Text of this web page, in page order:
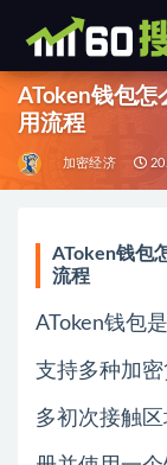
AToken钱包怎
用流程
加密经济
AToken钱包
流程
AToken钱包
支持多种加
多初次接触